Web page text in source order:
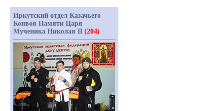
Иркутский отдел Казачьего
Конвоя Памяти Царя
Мученика Николая II (204)